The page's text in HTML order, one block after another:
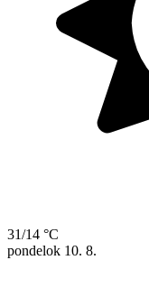
31/14 °C
pondelok 10. 8.